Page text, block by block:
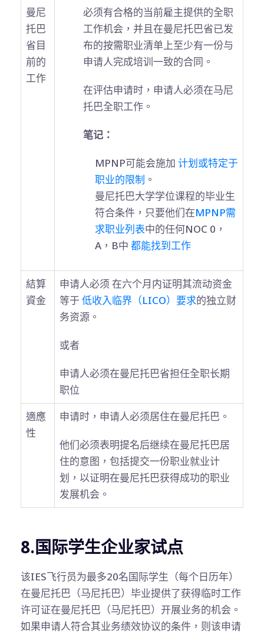
曼尼
托巴
省目
前的
工作
必须有合格的当前雇主提供的全职
工作机会，并且在曼尼托巴省已发
布的按需职业清单上至少有一份与
申请人完成培训一致的合同。
在评估申请时，申请人必须在马尼
托巴全职工作。
笔记：
MPNP可能会施加 计划或特定于
职业的限制 。
曼尼托巴大学学位课程的毕业生
符合条件，只要他们在MPNP需
求职业列表中的任何NOC 0，
A，B中 都能找到工作
結算
資金
申请人必须 在六个月内证明其流动资金
等于 低收入临界（LICO）要求的独立财
务资源。
或者
申请人必须在曼尼托巴省担任全职长期
职位
適應
性
申请时，申请人必须居住在曼尼托巴。
他们必须表明提名后继续在曼尼托巴居
住的意图，包括提交一份职业就业计
划，以证明在曼尼托巴获得成功的职业
发展机会。
8.国际学生企业家试点
该IES飞行员为最多20名国际学生（每个日历年）
在曼尼托巴（马尼托巴）毕业提供了获得临时工作
许可证在曼尼托巴（马尼托巴）开展业务的机会。
如果申请人符合其业务绩效协议的条件，则该申请